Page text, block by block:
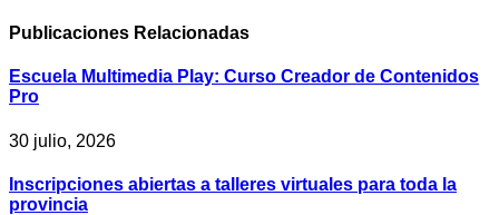
Publicaciones Relacionadas
Escuela Multimedia Play: Curso Creador de Contenidos
Pro
30 julio, 2026
Inscripciones abiertas a talleres virtuales para toda la
provincia